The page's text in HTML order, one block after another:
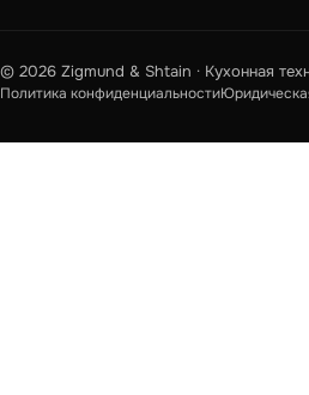
© 2026 Zigmund & Shtain · Кухонная
Политика конфиденциальности